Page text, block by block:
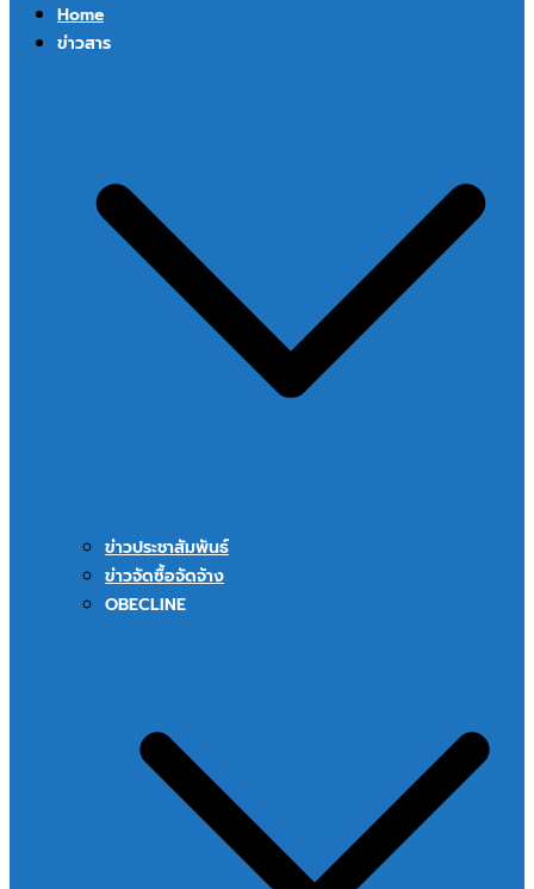
Home
ข่าวสาร
ข่าวประชาสัมพันธ์
ข่าวจัดซื้อจัดจ้าง
OBECLINE